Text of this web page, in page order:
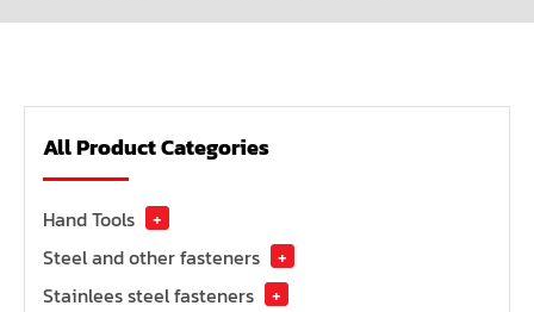
All Product Categories
Hand Tools
+
Steel and other fasteners
+
Stainlees steel fasteners
+